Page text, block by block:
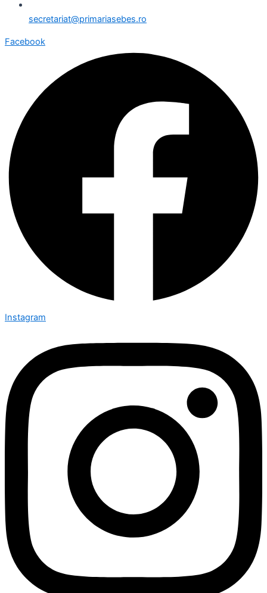
secretariat@primariasebes.ro
Facebook
Instagram